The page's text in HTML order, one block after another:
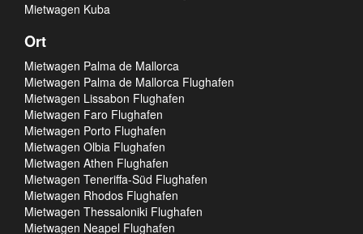
Mietwagen Kuba
Ort
Mietwagen Palma de Mallorca
Mietwagen Palma de Mallorca Flughafen
Mietwagen Lissabon Flughafen
Mietwagen Faro Flughafen
Mietwagen Porto Flughafen
Mietwagen Olbia Flughafen
Mietwagen Athen Flughafen
Mietwagen Teneriffa-Süd Flughafen
Mietwagen Rhodos Flughafen
Mietwagen Thessaloniki Flughafen
Mietwagen Neapel Flughafen